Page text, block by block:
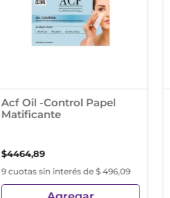
Acf Oil -Control Papel
Matificante
$4464,89
9 cuotas sin interés de $ 496,09